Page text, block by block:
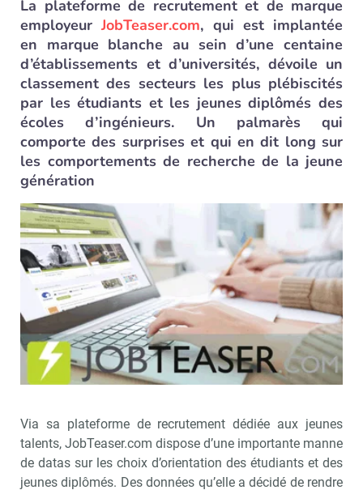
La plateforme de recrutement et de marque
employeurJobTeaser.com, qui est implantée
en marque blanche au sein d’une centaine
d’établissements et d’universités, dévoile un
classement des secteurs les plus plébiscités
par les étudiants et les jeunes diplômés des
écoles d’ingénieurs. Un palmarès qui
comporte des surprises et qui en dit long sur
les comportements de recherche de la jeune
génération
Via sa plateforme de recrutement dédiée aux jeunes
talents, JobTeaser.com dispose d’une importante manne
de datas sur les choix d’orientation des étudiants et des
jeunes diplômés. Des données qu’elle a décidé de rendre